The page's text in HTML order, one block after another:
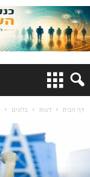
דף הבית דעות בלוגים